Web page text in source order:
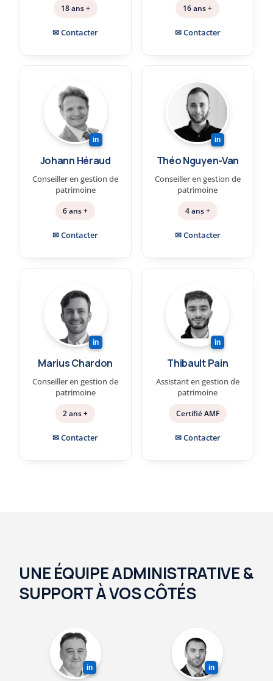
18 ans +
✉ Contacter
16 ans +
✉ Contacter
in
Johann Héraud
Conseiller en gestion de
patrimoine
6 ans +
✉ Contacter
in
Théo Nguyen-Van
Conseiller en gestion de
patrimoine
4 ans +
✉ Contacter
in
Marius Chardon
Conseiller en gestion de
patrimoine
2 ans +
✉ Contacter
in
Thibault Pain
Assistant en gestion de
patrimoine
Certifié AMF
✉ Contacter
UNE ÉQUIPE ADMINISTRATIVE &
SUPPORT À VOS CÔTÉS
in in